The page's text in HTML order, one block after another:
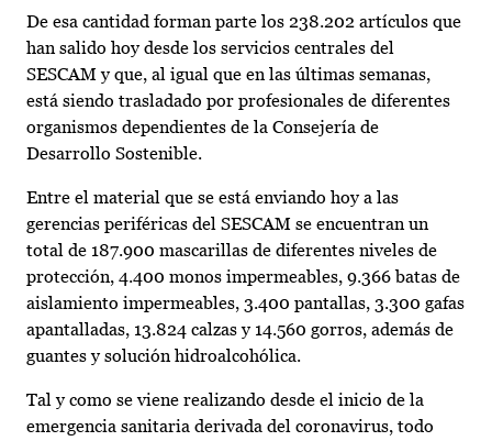
De esa cantidad forman parte los 238.202 artículos que
han salido hoy desde los servicios centrales del
SESCAM y que, al igual que en las últimas semanas,
está siendo trasladado por profesionales de diferentes
organismos dependientes de la Consejería de
Desarrollo Sostenible.
Entre el material que se está enviando hoy a las
gerencias periféricas del SESCAM se encuentran un
total de 187.900 mascarillas de diferentes niveles de
protección, 4.400 monos impermeables, 9.366 batas de
aislamiento impermeables, 3.400 pantallas, 3.300 gafas
apantalladas, 13.824 calzas y 14.560 gorros, además de
guantes y solución hidroalcohólica.
Tal y como se viene realizando desde el inicio de la
emergencia sanitaria derivada del coronavirus, todo